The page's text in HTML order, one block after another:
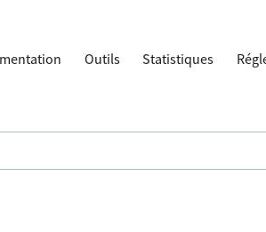
Outils Statistiques